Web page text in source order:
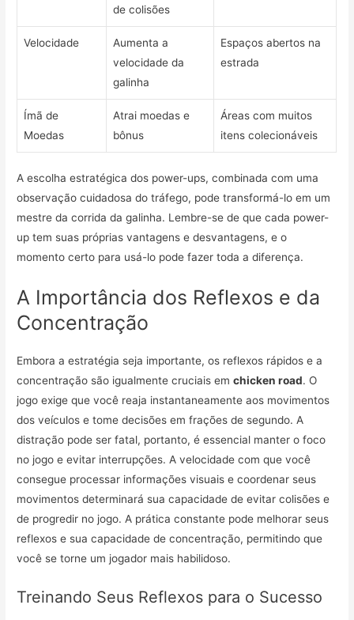
de colisões
Velocidade
Aumenta a
velocidade da
galinha
Espaços abertos na
estrada
Ímã de
Moedas
Atrai moedas e
bônus
Áreas com muitos
itens colecionáveis
A escolha estratégica dos power-ups, combinada com uma
observação cuidadosa do tráfego, pode transformá-lo em um
mestre da corrida da galinha. Lembre-se de que cada power-
up tem suas próprias vantagens e desvantagens, e o
momento certo para usá-lo pode fazer toda a diferença.
A Importância dos Reflexos e da
Concentração
Embora a estratégia seja importante, os reflexos rápidos e a
concentração são igualmente cruciais emchicken road. O
jogo exige que você reaja instantaneamente aos movimentos
dos veículos e tome decisões em frações de segundo. A
distração pode ser fatal, portanto, é essencial manter o foco
no jogo e evitar interrupções. A velocidade com que você
consegue processar informações visuais e coordenar seus
movimentos determinará sua capacidade de evitar colisões e
de progredir no jogo. A prática constante pode melhorar seus
reflexos e sua capacidade de concentração, permitindo que
você se torne um jogador mais habilidoso.
Treinando Seus Reflexos para o Sucesso